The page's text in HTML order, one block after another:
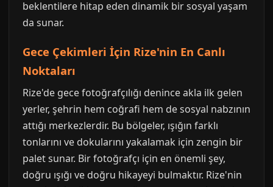
beklentilere hitap eden dinamik bir sosyal yaşam
da sunar.
Gece Çekimleri İçin Rize'nin En Canlı
Noktaları
Rize'de gece fotoğrafçılığı denince akla ilk gelen
yerler, şehrin hem coğrafi hem de sosyal nabzının
attığı merkezlerdir. Bu bölgeler, ışığın farklı
tonlarını ve dokularını yakalamak için zengin bir
palet sunar. Bir fotoğrafçı için en önemli şey,
doğru ışığı ve doğru hikayeyi bulmaktır. Rize'nin